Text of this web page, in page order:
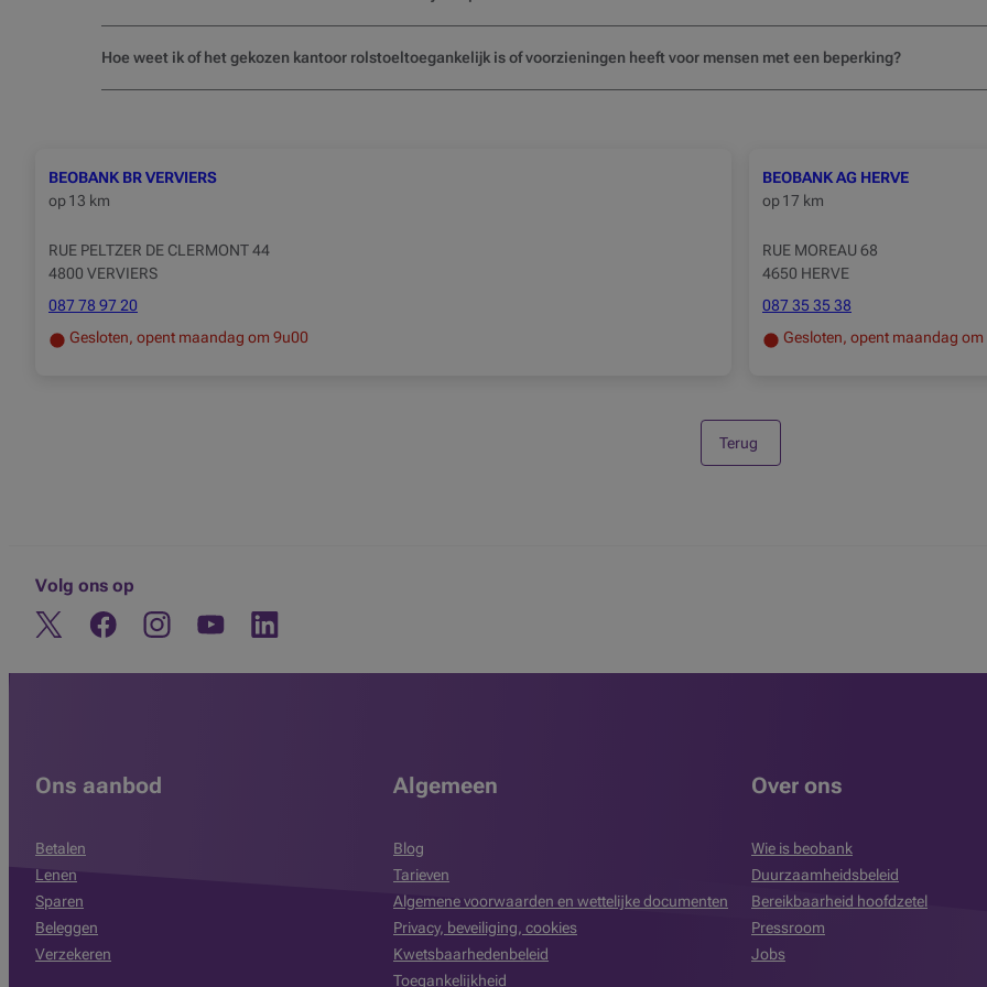
Hoe weet ik of het gekozen kantoor rolstoeltoegankelijk is of voorzieningen heeft voor mensen met een beperking?
BEOBANK BR VERVIERS
op13 km
RUE PELTZER DE CLERMONT 44
4800 VERVIERS
087 78 97 20
Gesloten, opent maandag om 9u00
BEOBANK AG HERVE
op17 km
RUE MOREAU 68
4650 HERVE
087 35 35 38
Gesloten, opent maandag
Terug
Volg ons op
Twitter FacebookInstagramOntdek ons YouTube-kanaal
Linkedin
Ons aanbod
Betalen
Lenen
Sparen
Beleggen
Verzekeren
Algemeen
Blog
Tarieven
Algemene voorwaarden en wettelijke documenten
Privacy, beveiliging, cookies
Kwetsbaarhedenbeleid
Toegankelijkheid
Over ons
Wie is beobank
Duurzaamheidsbeleid
Bereikbaarheid hoofdzetel
Pressroom
Jobs